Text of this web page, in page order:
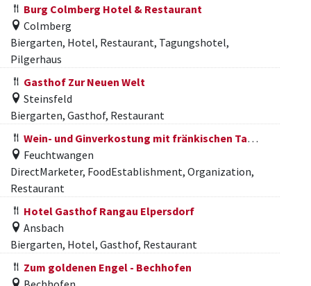
Burg Colmberg Hotel & Restaurant
Colmberg
Biergarten, Hotel, Restaurant, Tagungshotel,
Pilgerhaus
Gasthof Zur Neuen Welt
Steinsfeld
Biergarten, Gasthof, Restaurant
Wein- und Ginverkostung mit fränkischen Tapas
Feuchtwangen
DirectMarketer, FoodEstablishment, Organization,
Restaurant
Hotel Gasthof Rangau Elpersdorf
Ansbach
Biergarten, Hotel, Gasthof, Restaurant
Zum goldenen Engel - Bechhofen